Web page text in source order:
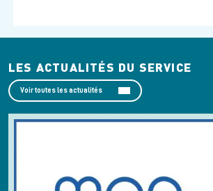
LES ACTUALITÉS DU SERVICE
Voir toutes les actualités